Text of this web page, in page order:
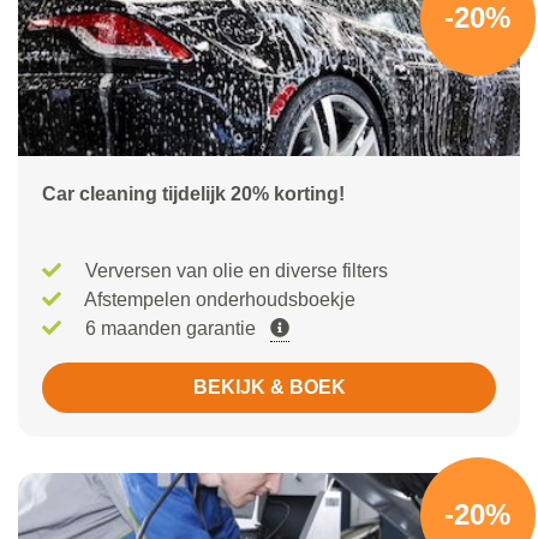
-20%
Car cleaning tijdelijk 20% korting!
Verversen van olie en diverse filters
Afstempelen onderhoudsboekje
6 maanden garantie
BEKIJK & BOEK
-20%